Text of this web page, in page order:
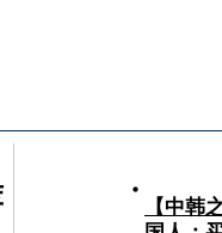
【中韩